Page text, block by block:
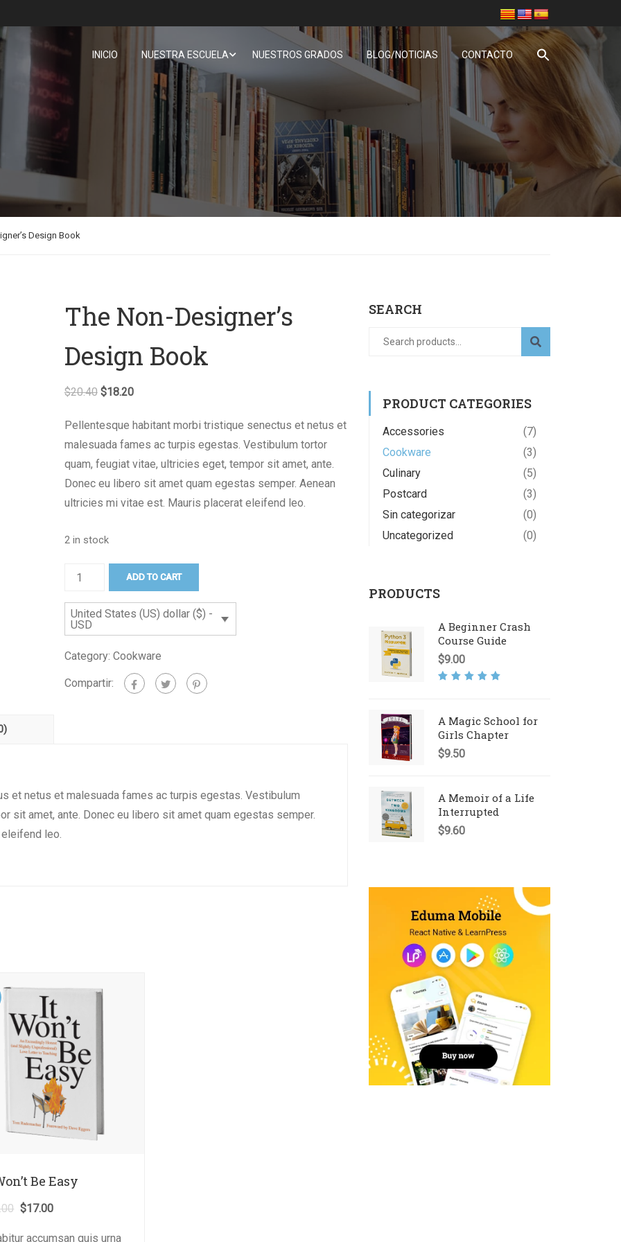
INICIO NUESTRA ESCUELA NUESTROS GRADOS BLOG/NOTICIAS CONTACTO
Design Book
The Non-Designer’s
Design Book
$20.40 $18.20
Pellentesque habitant morbi tristique senectus et netus et
malesuada fames ac turpis egestas. Vestibulum tortor
quam, feugiat vitae, ultricies eget, tempor sit amet, ante.
Donec eu libero sit amet quam egestas semper. Aenean
ultricies mi vitae est. Mauris placerat eleifend leo.
2 in stock
ADD TO CART
United States (US) dollar ($) -
USD
Category: Cookware
Compartir:
et netus et malesuada fames ac turpis egestas. Vestibulum
sit amet, ante. Donec eu libero sit amet quam egestas semper.
leo.
Be Easy
$17.00
accumsan quis urna
SEARCH
PRODUCT CATEGORIES
Accessories
(7)
Cookware
(3)
Culinary
(5)
Postcard
(3)
Sin categorizar
(0)
Uncategorized
(0)
PRODUCTS
A Beginner Crash
Course Guide
$9.00
Rated
A Magic School for
Girls Chapter
$9.50
A Memoir of a Life
Interrupted
$9.60